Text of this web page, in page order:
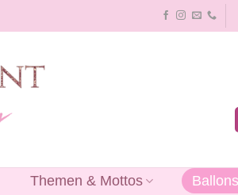
Themen & Mottos
Ballons